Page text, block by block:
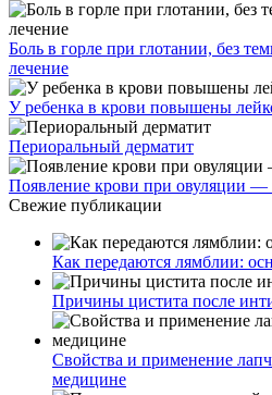
Боль в горле при глотании, без
лечение
У ребенка в крови повышены
Периоральный дерматит
Появление крови при овуляции —
Свежие публикации
Как передаются лямблии:
Причины цистита после
Свойства и применение
медицине